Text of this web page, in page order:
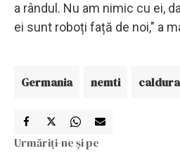
a rândul. Nu am nimic cu ei,
ei sunt roboți față de noi," a
Germania nemti caldura
Urmăriți-ne și pe